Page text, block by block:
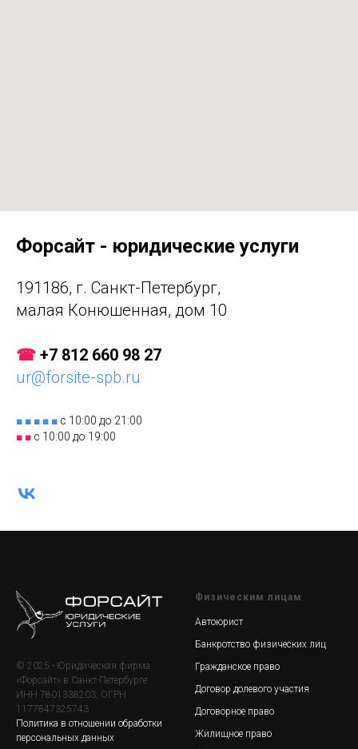
Форсайт - юридические услуги
191186, г. Санкт-Петербург,
малая Конюшенная, дом 10
☎ +7 812 660 98 27
ur@forsite-spb.ru
■ ■ ■ ■ ■ с 10:00 до 21:00
■ ■ с 10:00 до 19:00
© 2025 - Юридическая фирма
«Форсайт» в Санкт-Петербурге
ИНН 7801338203, ОГРН
1177847325743
Политика в отношении обработки
персональных данных
Физическим лицам
Автоюрист
Банкротство физических лиц
Гражданское право
Договор долевого участия
Договорное право
Жилищное право